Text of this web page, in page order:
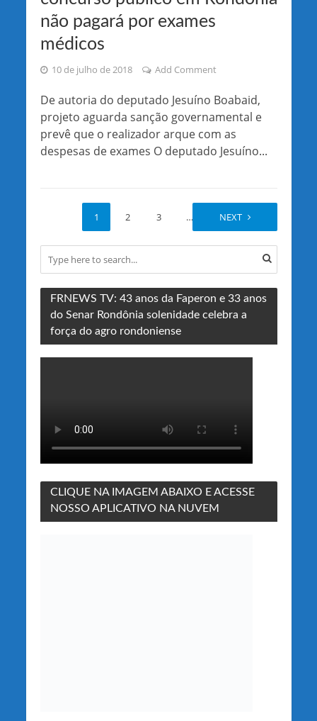
não pagará por exames
médicos
10 de julho de 2018 Add Comment
De autoria do deputado Jesuíno Boabaid,
projeto aguarda sanção governamental e
prevê que o realizador arque com as
despesas de exames O deputado Jesuíno...
1 2 3 … 18
NEXT
FRNEWS TV: 43 anos da Faperon e 33 anos
do Senar Rondônia solenidade celebra a
força do agro rondoniense
CLIQUE NA IMAGEM ABAIXO E ACESSE
NOSSO APLICATIVO NA NUVEM